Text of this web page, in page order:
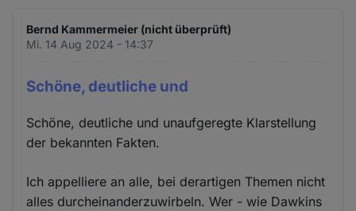
Bernd Kammermeier (nicht überprüft)
Mi. 14 Aug 2024 - 14:37
Schöne, deutliche und
Schöne, deutliche und unaufgeregte Klarstellung
der bekannten Fakten.
Ich appelliere an alle, bei derartigen Themen nicht
alles durcheinanderzuwirbeln. Wer - wie Dawkins